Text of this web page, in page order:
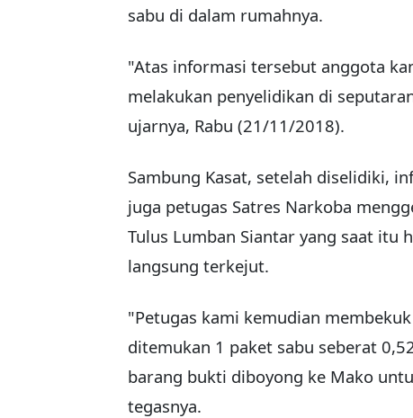
sabu di dalam rumahnya.
"Atas informasi tersebut anggota
melakukan penyelidikan di
ujarnya, Rabu (21/11/2018).
Sambung Kasat, setelah diselidiki,
juga petugas Satres Narkoba
Tulus Lumban Siantar yang saat itu
langsung terkejut.
"Petugas kami kemudian
ditemukan 1 paket sabu seberat
barang bukti diboyong ke Mako
tegasnya.